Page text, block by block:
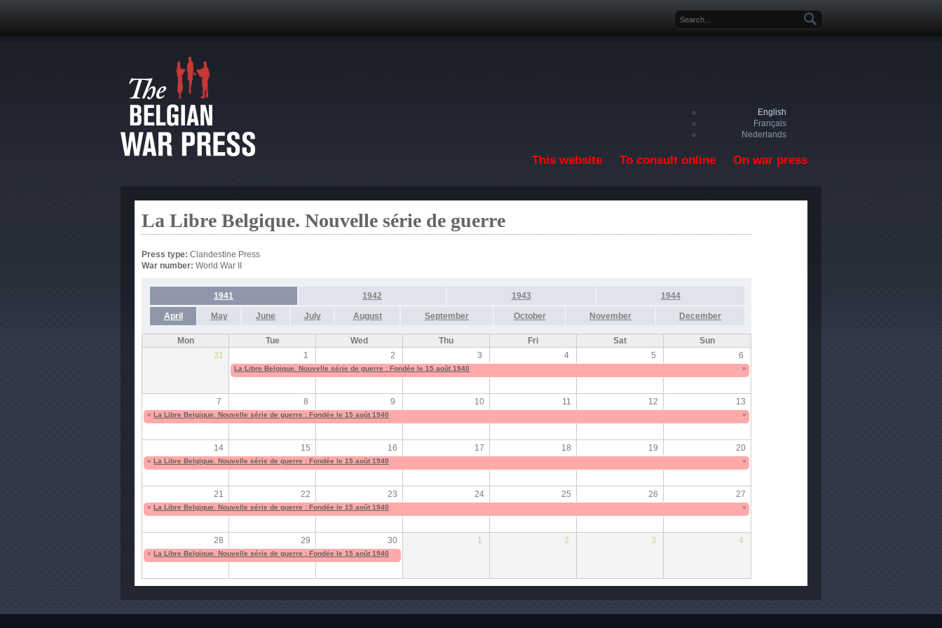
Search form
English
Français
Nederlands
This website To consult online On war press
La Libre Belgique. Nouvelle série de guerre
Press type: Clandestine Press
War number: World War II
1941 1942 1943 1944
April May June July August September October November December
Mon Tue Wed Thu Fri Sat
Sun
31
1 2 3 4 5 6
La Libre Belgique. Nouvelle série de guerre : Fondée le 15 août 1940 »
7 8 9 10 11 12 13
« La Libre Belgique. Nouvelle série de guerre : Fondée le 15 août 1940 »
14 15 16 17 18 19 20
« La Libre Belgique. Nouvelle série de guerre : Fondée le 15 août 1940 »
21 22 23 24 25 26 27
« La Libre Belgique. Nouvelle série de guerre : Fondée le 15 août 1940 »
28 29 30 1 2 3 4
« La Libre Belgique. Nouvelle série de guerre : Fondée le 15 août 1940